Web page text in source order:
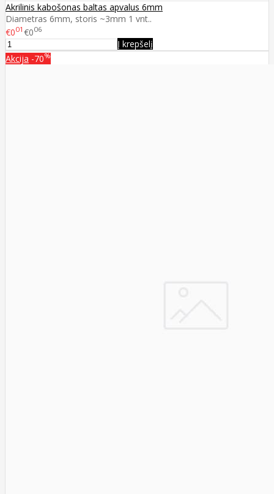
Akrilinis kabošonas baltas apvalus 6mm
Diametras 6mm, storis ~3mm 1 vnt..
€001 €006
Į krepšelį
Akcija -70%